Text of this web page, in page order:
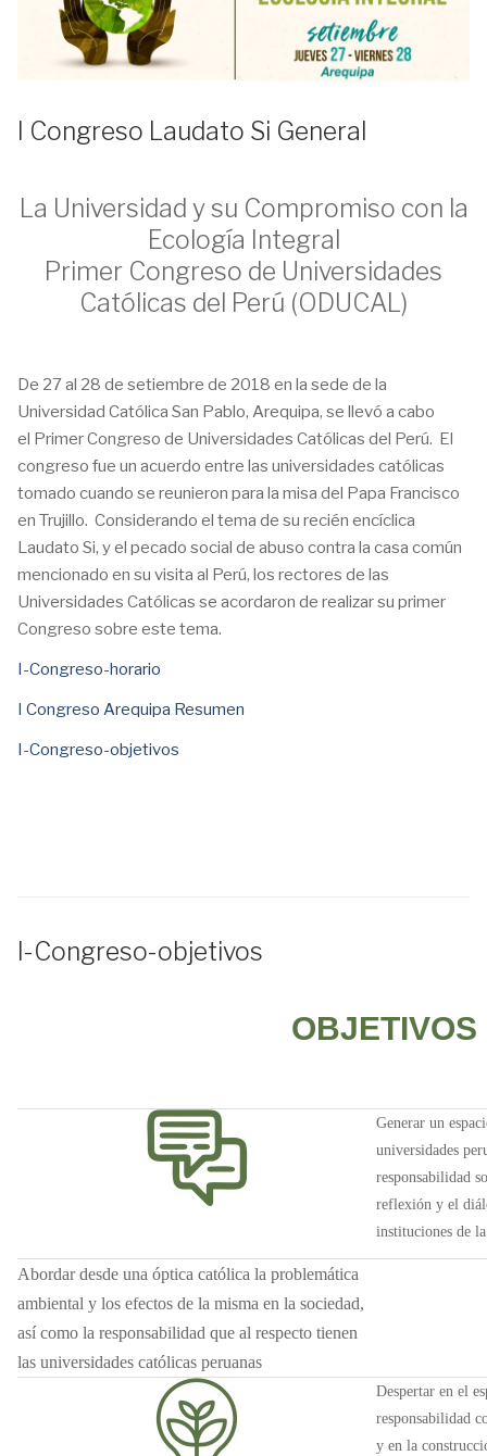
I Congreso Laudato Si General
La Universidad y su Compromiso con la
Ecología Integral
Primer Congreso de Universidades
Católicas del Perú (ODUCAL)
De 27 al 28 de setiembre de 2018 en la sede de la
Universidad Católica San Pablo, Arequipa, se llevó a cabo
el Primer Congreso de Universidades Católicas del Perú. El
congreso fue un acuerdo entre las universidades católicas
tomado cuando se reunieron para la misa del Papa Francisco
en Trujillo. Considerando el tema de su recién encíclica
Laudato Si, y el pecado social de abuso contra la casa común
mencionado en su visita al Perú, los rectores de las
Universidades Católicas se acordaron de realizar su primer
Congreso sobre este tema.
I-Congreso-horario
I Congreso Arequipa Resumen
I-Congreso-objetivos
I-Congreso-objetivos
OBJETIVOS
Generar un
universidades
responsabilidad
reflexión y el
instituciones de
Abordar desde una óptica católica la problemática
ambiental y los efectos de la misma en la sociedad,
así como la responsabilidad que al respecto tienen
las universidades católicas peruanas
Despertar en el
responsabilidad
y en la